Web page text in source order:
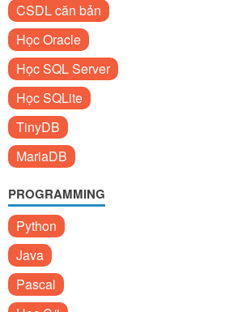
CSDL căn bản
Học Oracle
Học SQL Server
Học SQLite
TinyDB
MariaDB
PROGRAMMING
Python
Java
Pascal